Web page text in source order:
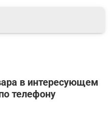
в интересующем
телефону